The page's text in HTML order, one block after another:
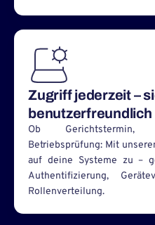
Zugriff jederzeit –
benutzerfreundlich
Ob Gerichtstermin,
Betriebsprüfung: Mit
auf deine Systeme zu –
Authentifizierung,
Rollenverteilung.